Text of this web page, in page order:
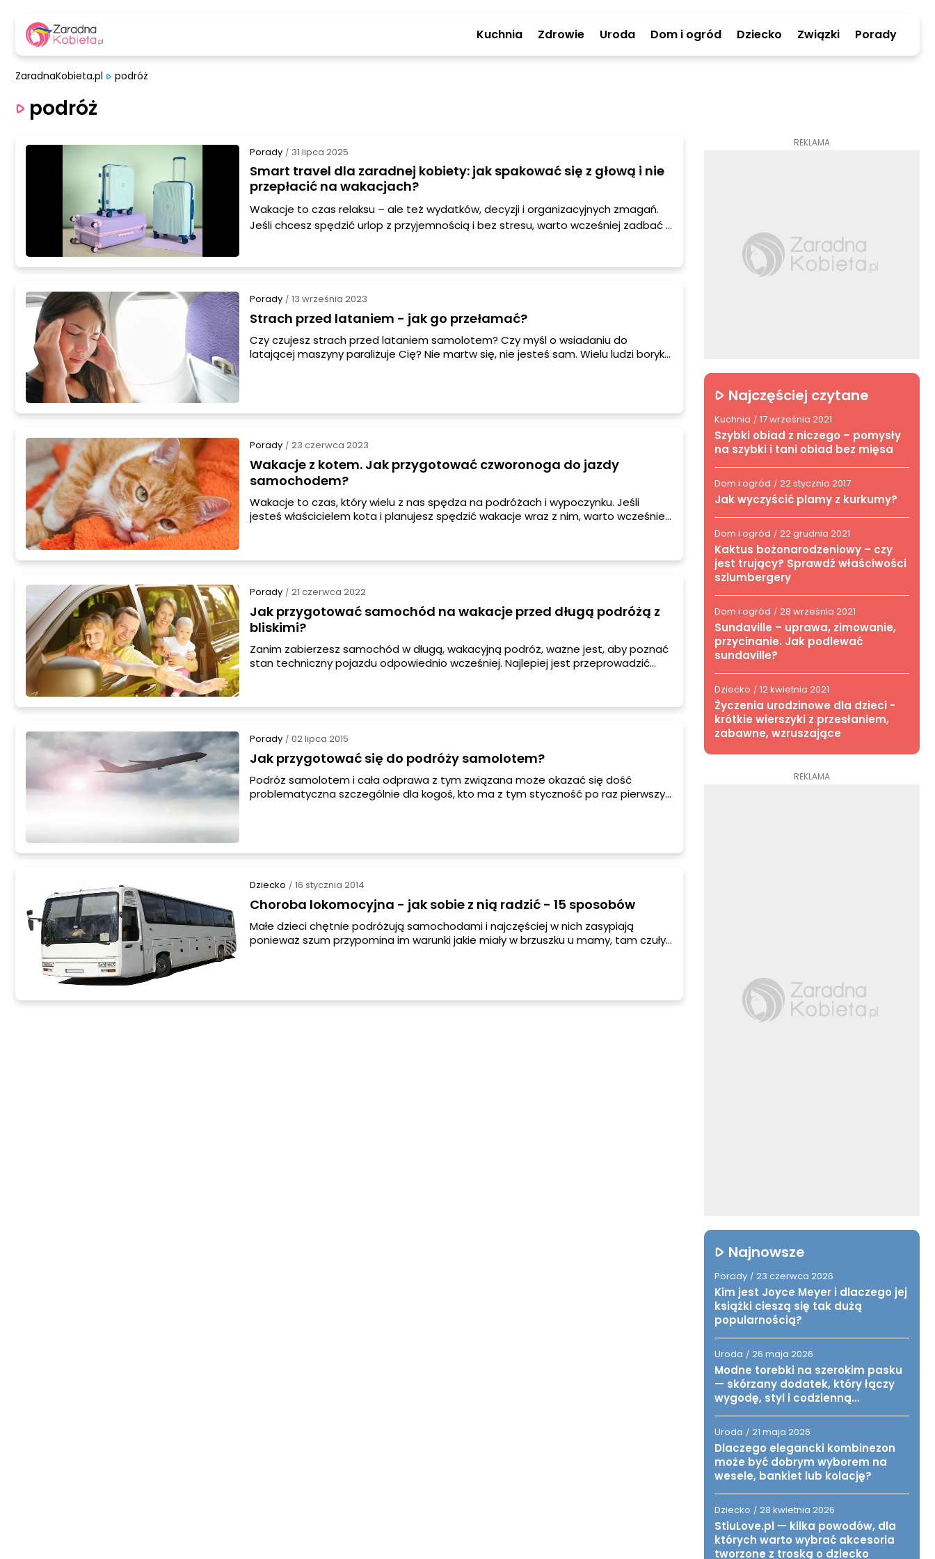
Kuchnia Zdrowie Uroda Dom i ogród Dziecko Związki Porady
ZaradnaKobieta.pl podróż
podróż
Porady / 31 lipca 2025
Smart travel dla zaradnej kobiety: jak spakować się z głową i nie
przepłacić na wakacjach?
Wakacje to czas relaksu – ale też wydatków, decyzji i organizacyjnych zmagań.
Jeśli chcesz spędzić urlop z przyjemnością i bez stresu, warto wcześniej zadbać o
Porady / 13 września 2023
Strach przed lataniem - jak go przełamać?
Czy czujesz strach przed lataniem samolotem? Czy myśl o wsiadaniu do
latającej maszyny paraliżuje Cię? Nie martw się, nie jesteś sam. Wielu ludzi boryka
Porady / 23 czerwca 2023
Wakacje z kotem. Jak przygotować czworonoga do jazdy
samochodem?
Wakacje to czas, który wielu z nas spędza na podróżach i wypoczynku. Jeśli
jesteś właścicielem kota i planujesz spędzić wakacje wraz z nim, warto wcześniej
bezpieczeństwo.
Porady / 21 czerwca 2022
Jak przygotować samochód na wakacje przed długą podróżą z
bliskimi?
Zanim zabierzesz samochód w długą, wakacyjną podróż, ważne jest, aby poznać
stan techniczny pojazdu odpowiednio wcześniej. Najlepiej jest przeprowadzić
naprawy.
Porady / 02 lipca 2015
Jak przygotować się do podróży samolotem?
Podróż samolotem i cała odprawa z tym związana może okazać się dość
problematyczna szczególnie dla kogoś, kto ma z tym styczność po raz pierwszy.
Dziecko / 16 stycznia 2014
Choroba lokomocyjna - jak sobie z nią radzić - 15 sposobów
Małe dzieci chętnie podróżują samochodami i najczęściej w nich zasypiają
ponieważ szum przypomina im warunki jakie miały w brzuszku u mamy, tam czuły
REKLAMA
Najczęściej czytane
Kuchnia / 17 września 2021
Szybki obiad z niczego – pomysły
na szybki i tani obiad bez mięsa
Dom i ogród / 22 stycznia 2017
Jak wyczyścić plamy z kurkumy?
Dom i ogród / 22 grudnia 2021
Kaktus bożonarodzeniowy – czy
jest trujący? Sprawdź właściwości
szlumbergery
Dom i ogród / 28 września 2021
Sundaville – uprawa, zimowanie,
przycinanie. Jak podlewać
sundaville?
Dziecko / 12 kwietnia 2021
Życzenia urodzinowe dla dzieci -
krótkie wierszyki z przesłaniem,
zabawne, wzruszające
REKLAMA
Najnowsze
Porady / 23 czerwca 2026
Kim jest Joyce Meyer i dlaczego jej
książki cieszą się tak dużą
popularnością?
Uroda / 26 maja 2026
Modne torebki na szerokim pasku
— skórzany dodatek, który łączy
wygodę, styl i codzienną
Uroda / 21 maja 2026
Dlaczego elegancki kombinezon
może być dobrym wyborem na
wesele, bankiet lub kolację?
Dziecko / 28 kwietnia 2026
StiuLove.pl — kilka powodów, dla
których warto wybrać akcesoria
tworzone z troską o dziecko